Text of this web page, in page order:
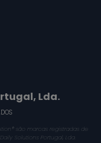
Lda.
são marcas registradas de
Solutions Portugal, Lda.